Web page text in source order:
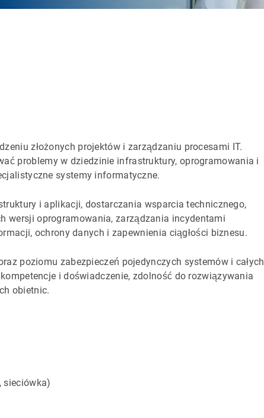
złożonych projektów i zarządzaniu procesami IT.
problemy w dziedzinie infrastruktury, oprogramowania i
systemy informatyczne.
i aplikacji, dostarczania wsparcia technicznego,
wersji oprogramowania, zarządzania incydentami
ochrony danych i zapewnienia ciągłości biznesu.
poziomu zabezpieczeń pojedynczych systemów i całych
i doświadczenie, zdolność do rozwiązywania
obietnic.
sieciówka)